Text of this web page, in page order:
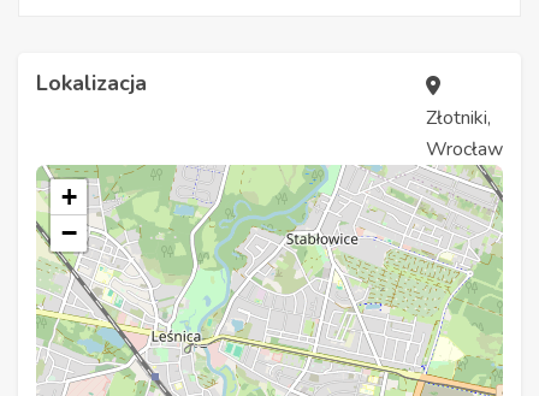
Lokalizacja
Złotniki,
Wrocław
+
−